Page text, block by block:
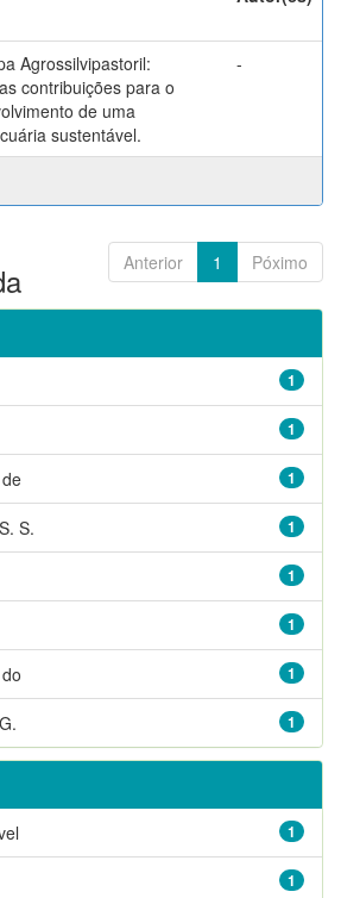
Agrossilvipastoril:
contribuições para o
de uma
sustentável.
-
Anterior 1 Póximo
1
1
1
1
S.
1
1
1
1
1
1